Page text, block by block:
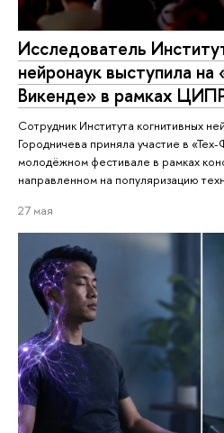
Исследователь
нейронаук выступила
Викенде» в рамках
Сотрудник Института когнитивных
Городничева приняла участие в
молодёжном фестивале в рамках
направленном на популяризацию
27 мая